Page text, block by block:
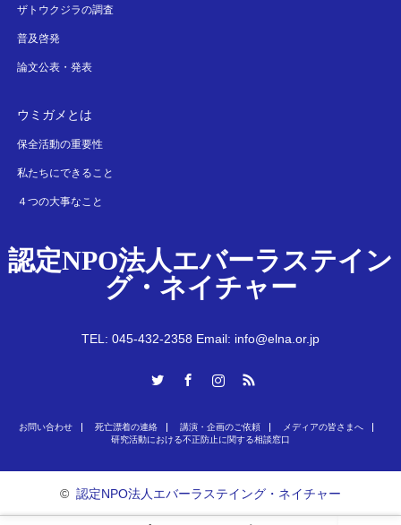
ザトウクジラの調査
普及啓発
論文公表・発表
ウミガメとは
保全活動の重要性
私たちにできること
４つの大事なこと
認定NPO法人エバーラステイン
グ・ネイチャー
TEL: 045-432-2358 Email: info@elna.or.jp
お問い合わせ 死亡漂着の連絡 講演・企画のご依頼
メディアの皆さまへ
研究活動における不正防止に関する相談窓口
© 認定NPO法人エバーラステイング・ネイチャー